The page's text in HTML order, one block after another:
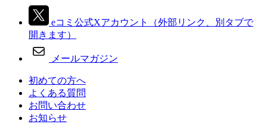
eコミ公式Xアカウント
（外部リンク、別タブで
開きます）
メールマガジン
初めての方へ
よくある質問
お問い合わせ
お知らせ